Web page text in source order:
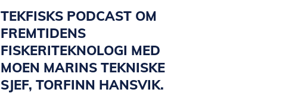
TEKFISKS PODCAST OM
FREMTIDENS
FISKERITEKNOLOGI MED
MOEN MARINS TEKNISKE
SJEF, TORFINN HANSVIK.